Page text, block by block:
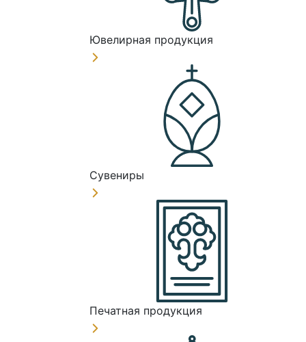
Ювелирная продукция
Сувениры
Печатная продукция